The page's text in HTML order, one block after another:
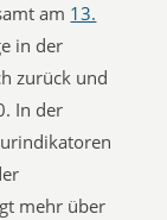
am 13.
in der
zurück und
In der
mehr über